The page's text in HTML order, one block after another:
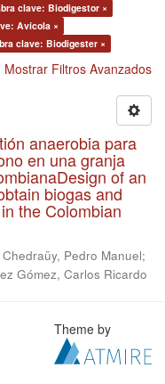
clave: Biodigestor ×
Avícola ×
clave: Biodigester ×
Mostrar Filtros Avanzados
anaerobia para
en una granja
of an
biogas and
the Colombian
Pedro Manuel;
Gómez, Carlos Ricardo
Theme by